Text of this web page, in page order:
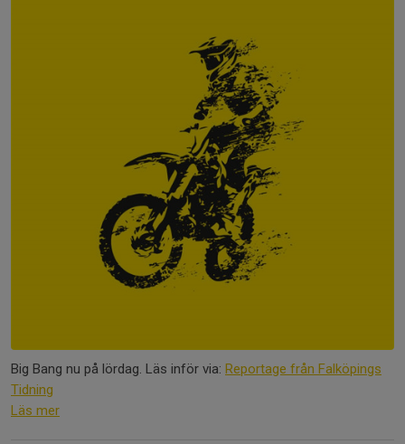
Big Bang nu på lördag. Läs inför via: Reportage från Falköpings
Tidning
Läs mer